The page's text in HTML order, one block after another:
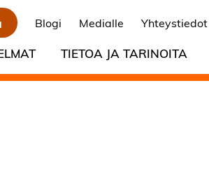
Blogi Medialle Yhteystiedot
TIETOA JA TARINOITA